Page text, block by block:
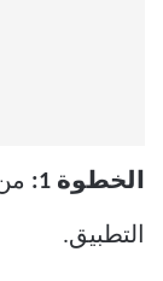
الخطوة 1:
التطبيق.